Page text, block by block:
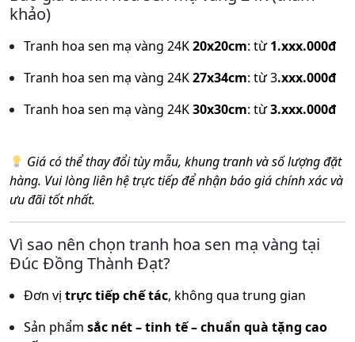
khảo)
Tranh hoa sen mạ vàng 24K20x20cm: từ1.xxx.000đ
Tranh hoa sen mạ vàng 24K27x34cm: từ 3.xxx.000đ
Tranh hoa sen mạ vàng 24K30x30cm: từ3.xxx.000đ
Giá có thể thay đổi tùy mẫu, khung tranh và số lượng đặt
hàng. Vui lòng liên hệ trực tiếp để nhận báo giá chính xác và
ưu đãi tốt nhất.
Vì sao nên chọn tranh hoa sen mạ vàng tại
Đúc Đồng Thành Đạt?
Đơn vị trực tiếp chế tác, không qua trung gian
Sản phẩm sắc nét – tinh tế – chuẩn quà tặng cao